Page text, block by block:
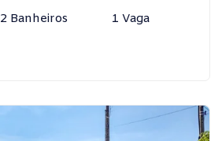
2 Banheiros 1 Vaga